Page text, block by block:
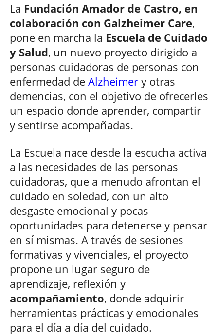
La Fundación Amador de Castro, en
colaboración con Galzheimer Care,
pone en marcha la Escuela de Cuidado
y Salud, un nuevo proyecto dirigido a
personas cuidadoras de personas con
enfermedad de Alzheimer y otras
demencias, con el objetivo de ofrecerles
un espacio donde aprender, compartir
y sentirse acompañadas.
La Escuela nace desde la escucha activa
a las necesidades de las personas
cuidadoras, que a menudo afrontan el
cuidado en soledad, con un alto
desgaste emocional y pocas
oportunidades para detenerse y pensar
en sí mismas. A través de sesiones
formativas y vivenciales, el proyecto
propone un lugar seguro de
aprendizaje, reflexión y
acompañamiento, donde adquirir
herramientas prácticas y emocionales
para el día a día del cuidado.